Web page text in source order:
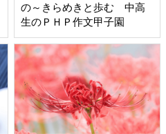
の～きらめきと歩む 中高
生のＰＨＰ作文甲子園